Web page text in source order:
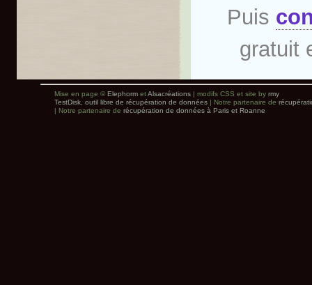
Puis
gratuit
Mise en page ©Elephorm etAlsacréations | modifs CSS et site by rmy
TestDisk, outil libre de récupération de données | Notre partenaire de
| Notre partenaire de récupération de données à Paris et Roanne